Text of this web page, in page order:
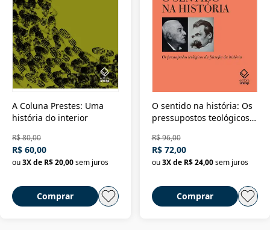
A Coluna Prestes: Uma
história do interior
R$ 80,00
R$ 60,00
ou3X de R$ 20,00sem juros
Comprar
O sentido na história: Os
pressupostos teológicos
R$ 96,00
R$ 72,00
ou 3X de R$ 24,00 sem juros
Comprar